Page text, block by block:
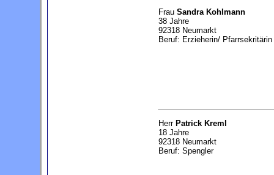
Frau Sandra Kohlmann
38 Jahre
92318 Neumarkt
Beruf: Erzieherin/ Pfarrsekritärin
Herr Patrick Kreml
18 Jahre
92318 Neumarkt
Beruf: Spengler